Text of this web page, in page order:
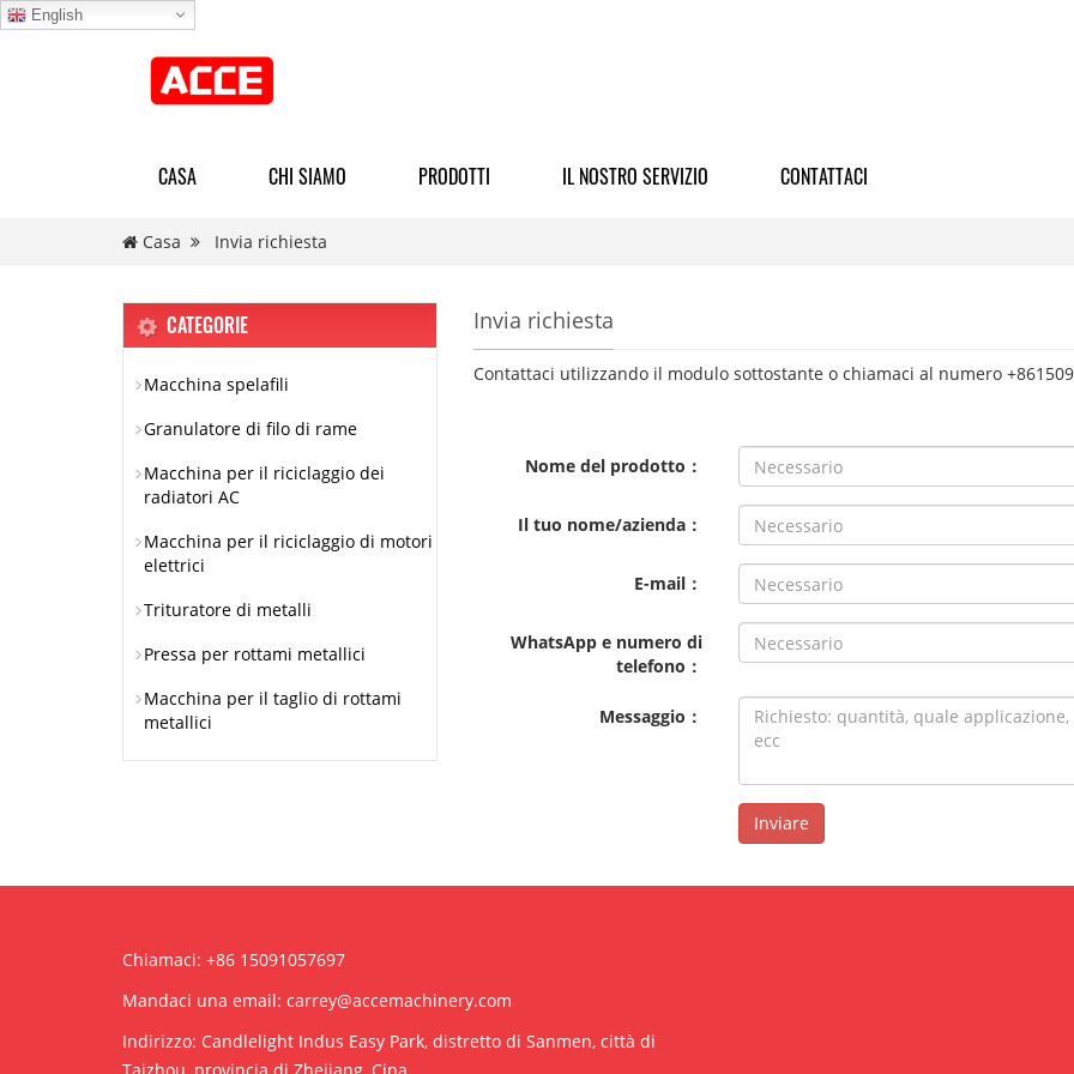
English
CASA CHI SIAMO PRODOTTI IL NOSTRO SERVIZIO CONTATTACI
Casa Invia richiesta
Invia richiesta
Contattaci utilizzando il modulo sottostante o chiamaci al numero
Nome del prodotto：
Il tuo nome/azienda：
E-mail：
WhatsApp e numero di
telefono：
Messaggio：
Inviare
CATEGORIE
Macchina spelafili
Granulatore di filo di rame
Macchina per il riciclaggio dei
radiatori AC
Macchina per il riciclaggio di motori
elettrici
Trituratore di metalli
Pressa per rottami metallici
Macchina per il taglio di rottami
metallici
Chiamaci: +86 15091057697
Mandaci una email: carrey@accemachinery.com
Indirizzo: Candlelight Indus Easy Park, distretto di Sanmen, città di